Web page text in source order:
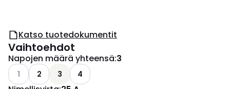
Katso tuotedokumentit
Vaihtoehdot
Napojen määrä yhteensä:3
Katso käytettävissä olevat vaihtoehdot
1 2 3 4